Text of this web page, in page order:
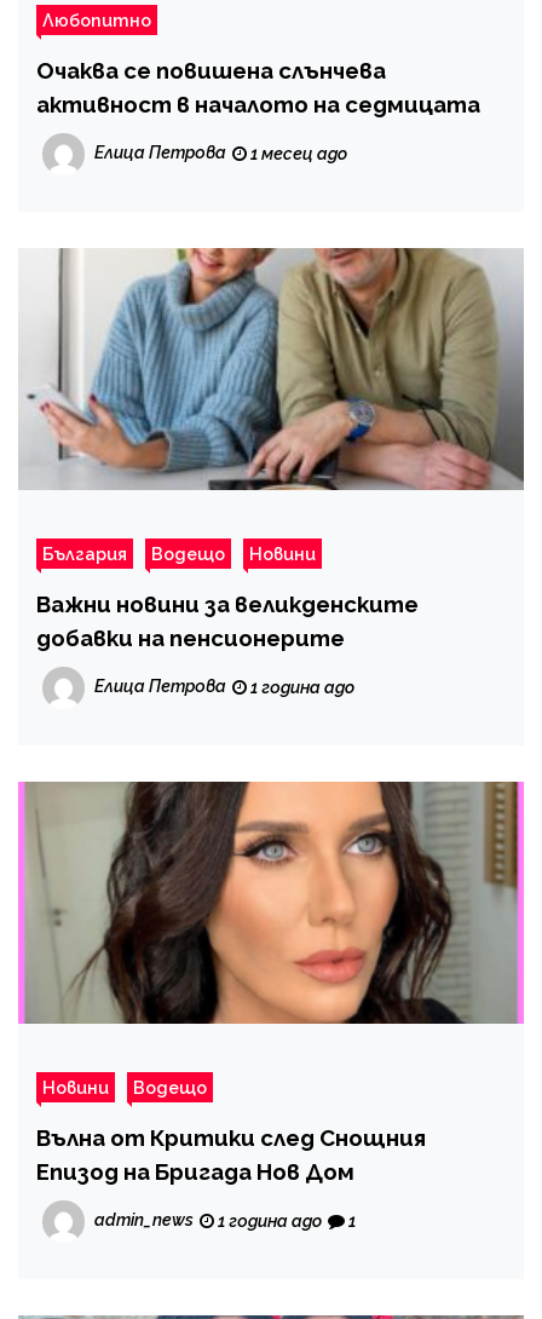
Любопитно
Очаква се повишена слънчева
активност в началото на седмицата
Елица Петрова 1 месец ago
България Водещо Новини
Важни новини за великденските
добавки на пенсионерите
Елица Петрова 1 година ago
Новини Водещо
Вълна от Критики след Снощния
Епизод на Бригада Нов Дом
admin_news 1 година ago 1